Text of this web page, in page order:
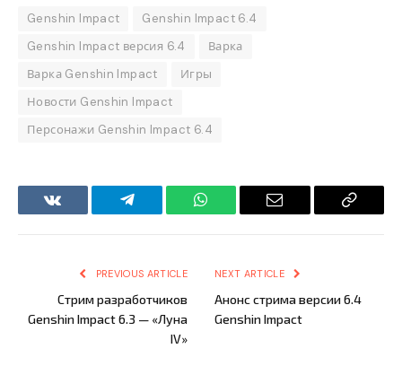
Genshin Impact
Genshin Impact 6.4
Genshin Impact версия 6.4
Варка
Варка Genshin Impact
Игры
Новости Genshin Impact
Персонажи Genshin Impact 6.4
VKontakteTelegram WhatsApp Email
Copy
PREVIOUS ARTICLE
Стрим разработчиков
Genshin Impact 6.3 — «Луна
IV»
NEXT ARTICLE
Анонс стрима версии 6.4
Genshin Impact